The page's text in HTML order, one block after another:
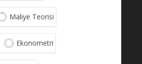
Maliye Teorisi
Ekonometri